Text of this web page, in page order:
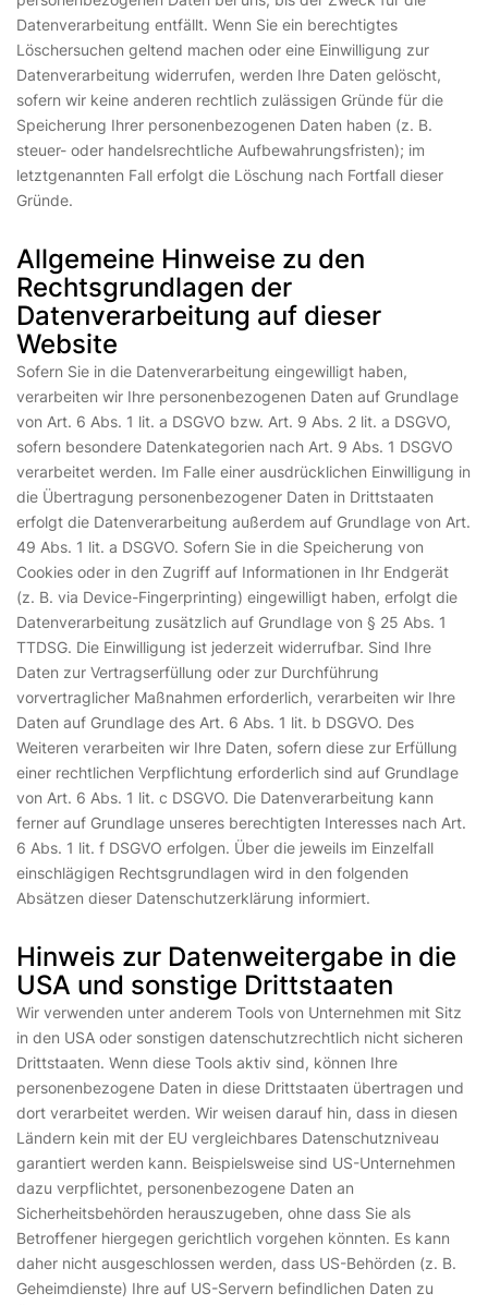
Datenverarbeitung entfällt. Wenn Sie ein berechtigtes
Löschersuchen geltend machen oder eine Einwilligung zur
Datenverarbeitung widerrufen, werden Ihre Daten gelöscht,
sofern wir keine anderen rechtlich zulässigen Gründe für die
Speicherung Ihrer personenbezogenen Daten haben (z. B.
steuer- oder handelsrechtliche Aufbewahrungsfristen); im
letztgenannten Fall erfolgt die Löschung nach Fortfall dieser
Gründe.
Allgemeine Hinweise zu den
Rechtsgrundlagen der
Datenverarbeitung auf dieser
Website
Sofern Sie in die Datenverarbeitung eingewilligt haben,
verarbeiten wir Ihre personenbezogenen Daten auf Grundlage
von Art. 6 Abs. 1 lit. a DSGVO bzw. Art. 9 Abs. 2 lit. a DSGVO,
sofern besondere Datenkategorien nach Art. 9 Abs. 1 DSGVO
verarbeitet werden. Im Falle einer ausdrücklichen Einwilligung in
die Übertragung personenbezogener Daten in Drittstaaten
erfolgt die Datenverarbeitung außerdem auf Grundlage von Art.
49 Abs. 1 lit. a DSGVO. Sofern Sie in die Speicherung von
Cookies oder in den Zugriff auf Informationen in Ihr Endgerät
(z. B. via Device-Fingerprinting) eingewilligt haben, erfolgt die
Datenverarbeitung zusätzlich auf Grundlage von § 25 Abs. 1
TTDSG. Die Einwilligung ist jederzeit widerrufbar. Sind Ihre
Daten zur Vertragserfüllung oder zur Durchführung
vorvertraglicher Maßnahmen erforderlich, verarbeiten wir Ihre
Daten auf Grundlage des Art. 6 Abs. 1 lit. b DSGVO. Des
Weiteren verarbeiten wir Ihre Daten, sofern diese zur Erfüllung
einer rechtlichen Verpflichtung erforderlich sind auf Grundlage
von Art. 6 Abs. 1 lit. c DSGVO. Die Datenverarbeitung kann
ferner auf Grundlage unseres berechtigten Interesses nach Art.
6 Abs. 1 lit. f DSGVO erfolgen. Über die jeweils im Einzelfall
einschlägigen Rechtsgrundlagen wird in den folgenden
Absätzen dieser Datenschutzerklärung informiert.
Hinweis zur Datenweitergabe in die
USA und sonstige Drittstaaten
Wir verwenden unter anderem Tools von Unternehmen mit Sitz
in den USA oder sonstigen datenschutzrechtlich nicht sicheren
Drittstaaten. Wenn diese Tools aktiv sind, können Ihre
personenbezogene Daten in diese Drittstaaten übertragen und
dort verarbeitet werden. Wir weisen darauf hin, dass in diesen
Ländern kein mit der EU vergleichbares Datenschutzniveau
garantiert werden kann. Beispielsweise sind US-Unternehmen
dazu verpflichtet, personenbezogene Daten an
Sicherheitsbehörden herauszugeben, ohne dass Sie als
Betroffener hiergegen gerichtlich vorgehen könnten. Es kann
daher nicht ausgeschlossen werden, dass US-Behörden (z. B.
Geheimdienste) Ihre auf US-Servern befindlichen Daten zu